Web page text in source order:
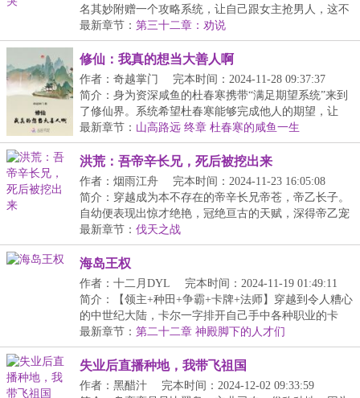
名其妙附赠一个攻略系统，让自己跟女主抢男人，这不
是...
最新章节： 第三十二章：劝说
修仙：我真的想当大善人啊
作者：奇越掌门
完本时间：2024-11-28 09:37:37
简介：身为资深咸鱼的杜春寒携带“满足期望系统”来到
了修仙界。系统希望杜春寒能够完成他人的期望，让
他...
最新章节： 山高路远 终章 杜春寒的咸鱼一生
洪荒：吾帝辛长兄，死后被挖出来
作者：烟雨江舟
完本时间：2024-11-23 16:05:08
简介：穿越成为本不存在的帝辛长兄帝苍，帝乙长子。
自幼便表现出惊才绝艳，冠绝亘古的天赋，深得帝乙宠
爱...
最新章节： 伐天之战
海岛王权
作者：十二月DYL
完本时间：2024-11-19 01:49:11
简介：【领主+种田+争霸+卡牌+法师】穿越到令人糟心
的中世纪大陆，卡尔一字排开自己手中各种职业的卡
牌。...
最新章节： 第二十二章 神殿脚下的人才们
失业后直播种地，我带飞祖国
作者：黑醋汁
完本时间：2024-12-02 09:33:59